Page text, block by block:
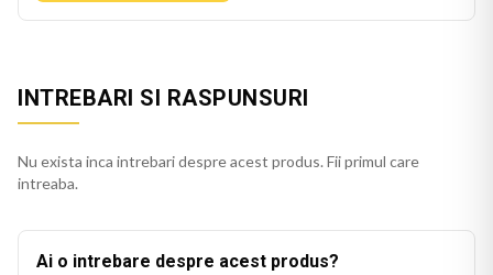
INTREBARI SI RASPUNSURI
Nu exista inca intrebari despre acest produs. Fii primul care
intreaba.
Ai o intrebare despre acest produs?